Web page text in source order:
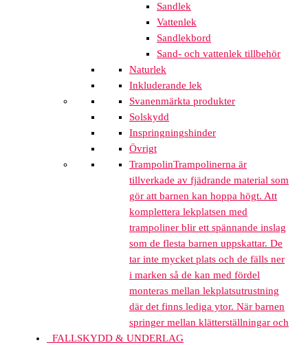
Sandlek
Vattenlek
Sandlekbord
Sand- och vattenlek tillbehör
Naturlek
Inkluderande lek
Svanenmärkta produkter
Solskydd
Inspringningshinder
Övrigt
TrampolinTrampolinerna är
tillverkade av fjädrande material som
gör att barnen kan hoppa högt. Att
komplettera lekplatsen med
trampoliner blir ett spännande inslag
som de flesta barnen uppskattar. De
tar inte mycket plats och de fälls ner
i marken så de kan med fördel
monteras mellan lekplatsutrustning
där det finns lediga ytor. När barnen
springer mellan klätterställningar och
FALLSKYDD & UNDERLAG